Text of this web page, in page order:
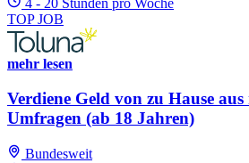
TOP JOB
mehr lesen
Verdiene Geld von zu Hause
Umfragen (ab 18 Jahren)
Bundesweit